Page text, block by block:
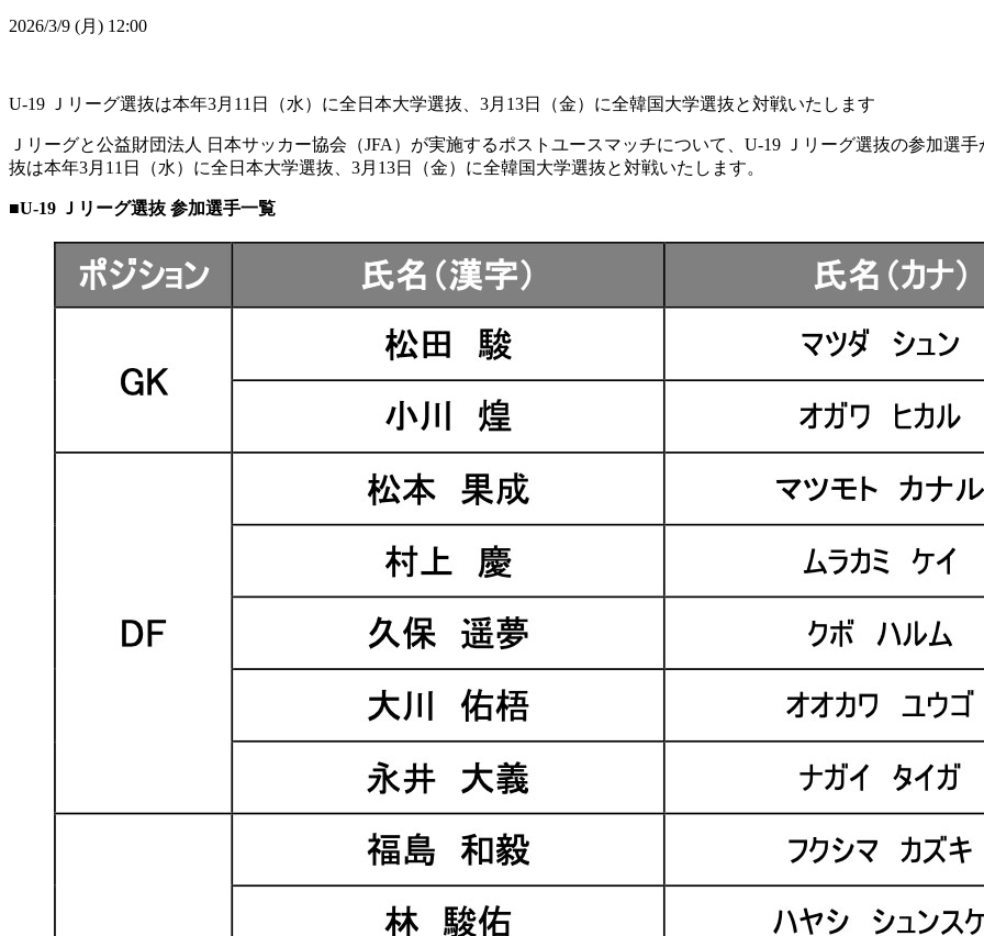
2026/3/9 (月) 12:00
U-19 Ｊリーグ選抜は本年3月11日（水）に全日本大学選抜、3月13日（金）に全韓国大学選抜と対戦いたします
Ｊリーグと公益財団法人 日本サッカー協会（JFA）が実施するポストユースマッチについて、U-19 Ｊリーグ選抜の参加選
抜は本年3月11日（水）に全日本大学選抜、3月13日（金）に全韓国大学選抜と対戦いたします。
■U-19 Ｊリーグ選抜 参加選手一覧